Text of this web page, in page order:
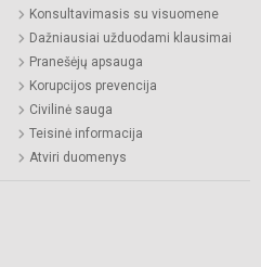
Konsultavimasis su visuomene
Dažniausiai užduodami klausimai
Pranešėjų apsauga
Korupcijos prevencija
Civilinė sauga
Teisinė informacija
Atviri duomenys